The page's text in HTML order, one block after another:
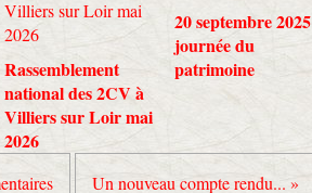
Rassemblement
national des 2CV à
Villiers sur Loir mai
2026
20 septembre 2025
journée du
patrimoine
Un nouveau compte rendu... »